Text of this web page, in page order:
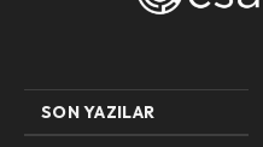
SON YAZILAR